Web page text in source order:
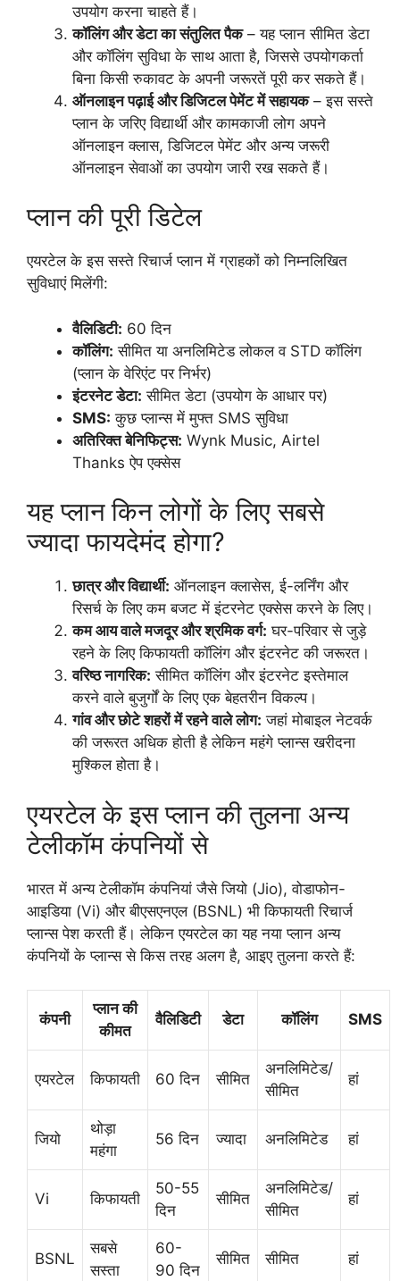
उपयोग करना चाहते हैं।
कॉलिंग और डेटा का संतुलित पैक– यह प्लान सीमित डेटा
और कॉलिंग सुविधा के साथ आता है, जिससे उपयोगकर्ता
बिना किसी रुकावट के अपनी जरूरतें पूरी कर सकते हैं।
ऑनलाइन पढ़ाई और डिजिटल पेमेंट में सहायक– इस सस्ते
प्लान के जरिए विद्यार्थी और कामकाजी लोग अपने
ऑनलाइन क्लास, डिजिटल पेमेंट और अन्य जरूरी
ऑनलाइन सेवाओं का उपयोग जारी रख सकते हैं।
प्लान की पूरी डिटेल
एयरटेल के इस सस्ते रिचार्ज प्लान में ग्राहकों को निम्नलिखित
सुविधाएं मिलेंगी:
वैलिडिटी: 60 दिन
कॉलिंग: सीमित या अनलिमिटेड लोकल व STD कॉलिंग
(प्लान के वेरिएंट पर निर्भर)
इंटरनेट डेटा: सीमित डेटा (उपयोग के आधार पर)
SMS: कुछ प्लान्स में मुफ्त SMS सुविधा
अतिरिक्त बेनिफिट्स: Wynk Music, Airtel
Thanks ऐप एक्सेस
यह प्लान किन लोगों के लिए सबसे
ज्यादा फायदेमंद होगा?
छात्र और विद्यार्थी: ऑनलाइन क्लासेस, ई-लर्निंग और
रिसर्च के लिए कम बजट में इंटरनेट एक्सेस करने के लिए।
कम आय वाले मजदूर और श्रमिक वर्ग: घर-परिवार से जुड़े
रहने के लिए किफायती कॉलिंग और इंटरनेट की जरूरत।
वरिष्ठ नागरिक: सीमित कॉलिंग और इंटरनेट इस्तेमाल
करने वाले बुजुर्गों के लिए एक बेहतरीन विकल्प।
गांव और छोटे शहरों में रहने वाले लोग: जहां मोबाइल नेटवर्क
की जरूरत अधिक होती है लेकिन महंगे प्लान्स खरीदना
मुश्किल होता है।
एयरटेल के इस प्लान की तुलना अन्य
टेलीकॉम कंपनियों से
भारत में अन्य टेलीकॉम कंपनियां जैसे जियो (Jio), वोडाफोन-
आइडिया (Vi) और बीएसएनएल (BSNL) भी किफायती रिचार्ज
प्लान्स पेश करती हैं। लेकिन एयरटेल का यह नया प्लान अन्य
कंपनियों के प्लान्स से किस तरह अलग है, आइए तुलना करते हैं:
कंपनी
प्लान की
कीमत
वैलिडिटी डेटा कॉलिंग SMS
एयरटेल किफायती 60 दिन सीमित
अनलिमिटेड/
सीमित
हां
जियो
थोड़ा
महंगा
56 दिन ज्यादा अनलिमिटेड हां
Vi किफायती
50-55
दिन
सीमित
अनलिमिटेड/
सीमित
हां
BSNL
सबसे
सस्ता
60-
90 दिन
सीमित सीमित हां